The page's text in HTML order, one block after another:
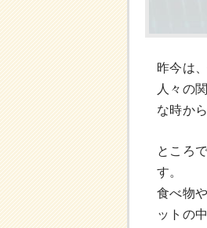
昨今は
人々の
な時か
ところ
す。
食べ物
ットの